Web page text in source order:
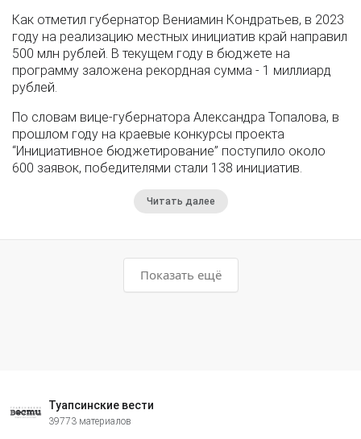
Как отметил губернатор Вениамин Кондратьев, в 2023
году на реализацию местных инициатив край направил
500 млн рублей. В текущем году в бюджете на
программу заложена рекордная сумма - 1 миллиард
рублей.
По словам вице-губернатора Александра Топалова, в
прошлом году на краевые конкурсы проекта
“Инициативное бюджетирование” поступило около
600 заявок, победителями стали 138 инициатив.
Читать далее
Показать ещё
Туапсинские вести
39773 материалов